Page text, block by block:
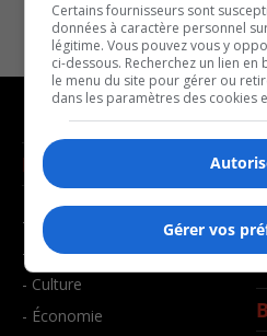
NOUVELLES
- Affaires municipales
- Communauté / Social
- Culture
- Économie
-
Certains fournisseurs sont
données à caractère personnel
légitime. Vous pouvez vous y
ci-dessous. Recherchez un lien
le menu du site pour gérer ou
dans les paramètres des cookies
Gérer vos